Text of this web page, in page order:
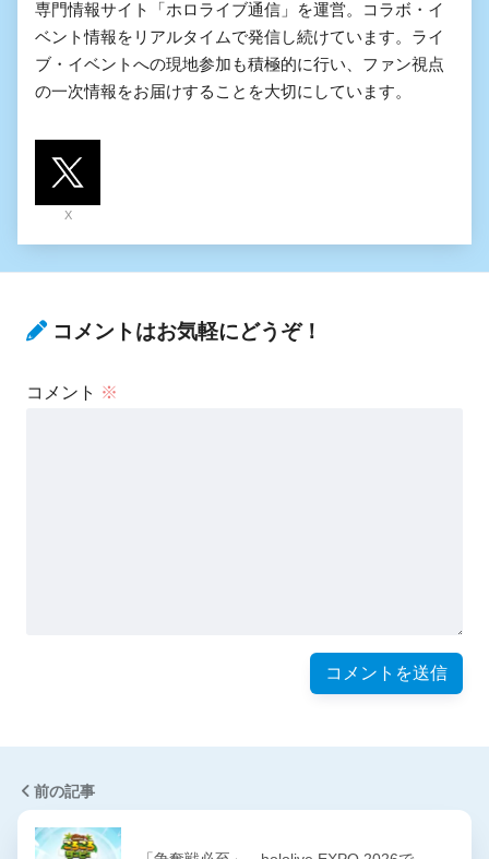
専門情報サイト「ホロライブ通信」を運営。コラボ・イ
ベント情報をリアルタイムで発信し続けています。ライ
ブ・イベントへの現地参加も積極的に行い、ファン視点
の一次情報をお届けすることを大切にしています。
X
コメントはお気軽にどうぞ！
コメント ※
前の記事